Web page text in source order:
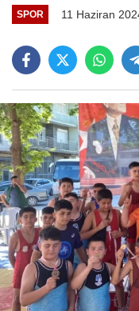
SPOR 11 Haziran